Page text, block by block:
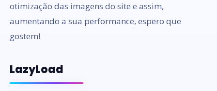
otimização das imagens do site e assim,
aumentando a sua performance, espero que
gostem!
LazyLoad